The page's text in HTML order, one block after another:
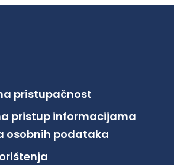
pristupačnost
pristup informacijama
osobnih podataka